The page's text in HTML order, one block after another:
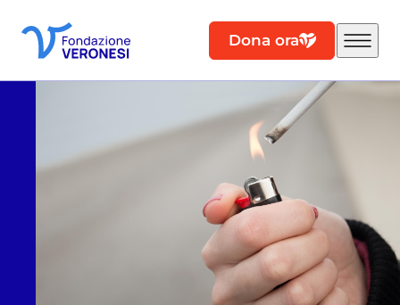
Dona ora